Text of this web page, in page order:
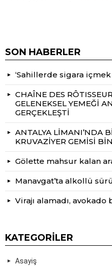
SON HABERLER
‘Sahillerde sigara içmek
CHAÎNE DES
GELENEKSEL YEMEĞİ
GERÇEKLEŞTİ
ANTALYA LİMANI’NDA
KRUVAZİYER GEMİSİ
Gölette mahsur kalan
Manavgat’ta alkollü
Virajı alamadı,
KATEGORILER
Asayiş